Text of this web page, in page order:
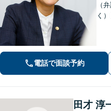
（
く
き
ー
電話で面談予約
田才 淳